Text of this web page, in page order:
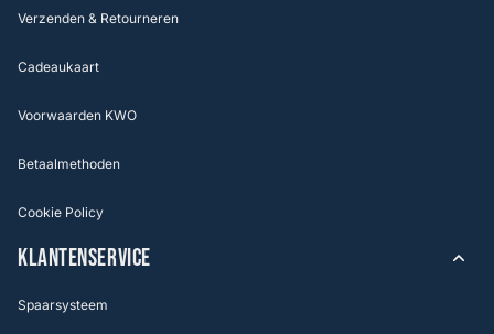
Verzenden & Retourneren
Cadeaukaart
Voorwaarden KWO
Betaalmethoden
Cookie Policy
KLANTENSERVICE
Spaarsysteem